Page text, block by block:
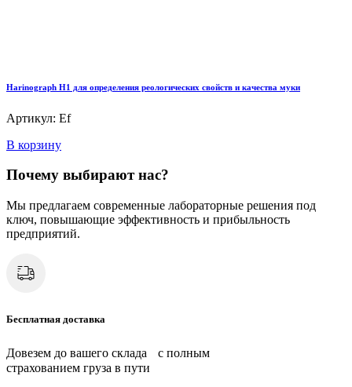
Harinograph Н1 для определения реологических свойств и качества муки
Артикул: Ef
В корзину
Почему выбирают нас?
Мы предлагаем современные лабораторные решения под
ключ, повышающие эффективность и прибыльность
предприятий.
Бесплатная доставка
Довезем до вашего склада с полным
страхованием груза в пути